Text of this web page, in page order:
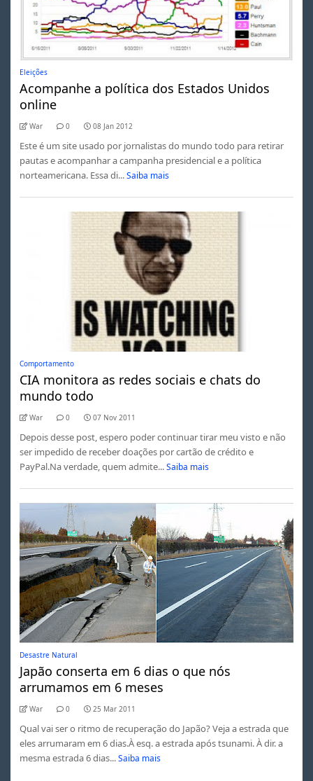
Eleições
Acompanhe a política dos Estados Unidos
online
War 0 08 Jan 2012
Este é um site usado por jornalistas do mundo todo para retirar
pautas e acompanhar a campanha presidencial e a política
norteamericana. Essa di... Saiba mais
Comportamento
CIA monitora as redes sociais e chats do
mundo todo
War 0 07 Nov 2011
Depois desse post, espero poder continuar tirar meu visto e não
ser impedido de receber doações por cartão de crédito e
PayPal.Na verdade, quem admite... Saiba mais
Desastre Natural
Japão conserta em 6 dias o que nós
arrumamos em 6 meses
War 0 25 Mar 2011
Qual vai ser o ritmo de recuperação do Japão? Veja a estrada que
eles arrumaram em 6 dias.À esq. a estrada após tsunami. À dir. a
mesma estrada 6 dias... Saiba mais